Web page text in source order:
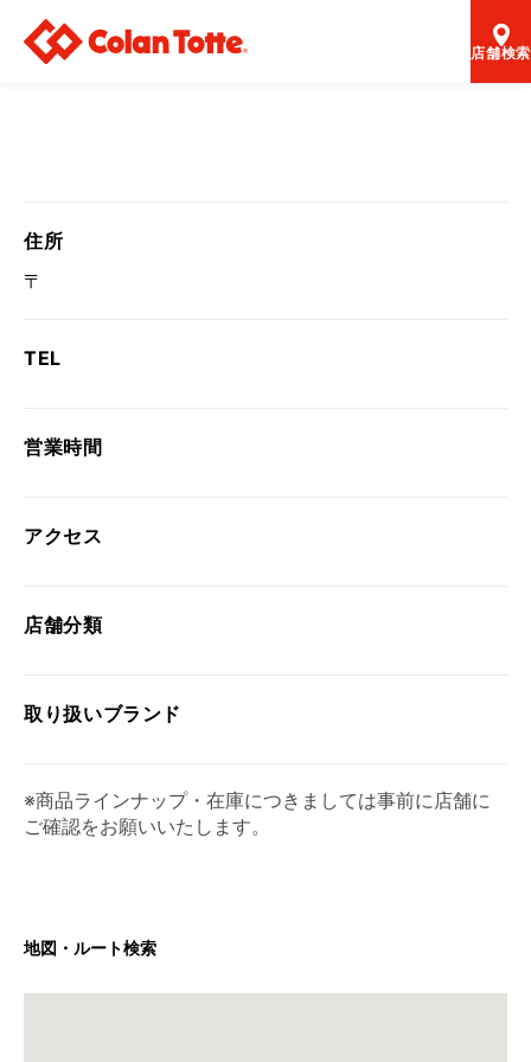
店舗検索
住所
〒
TEL
営業時間
アクセス
店舗分類
取り扱いブランド
※商品ラインナップ・在庫につきましては事前に店舗に
ご確認をお願いいたします。
地図・ルート検索